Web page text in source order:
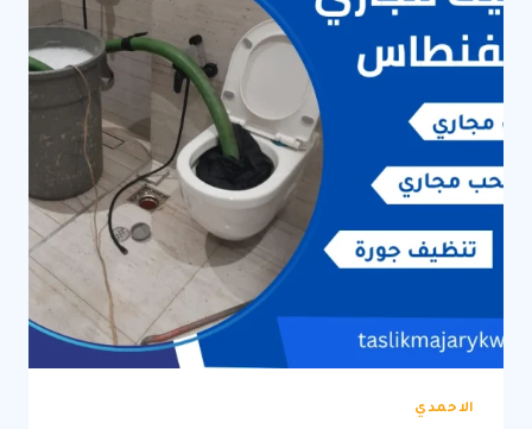
في
وتنظيف
المجاري
الاحمدي